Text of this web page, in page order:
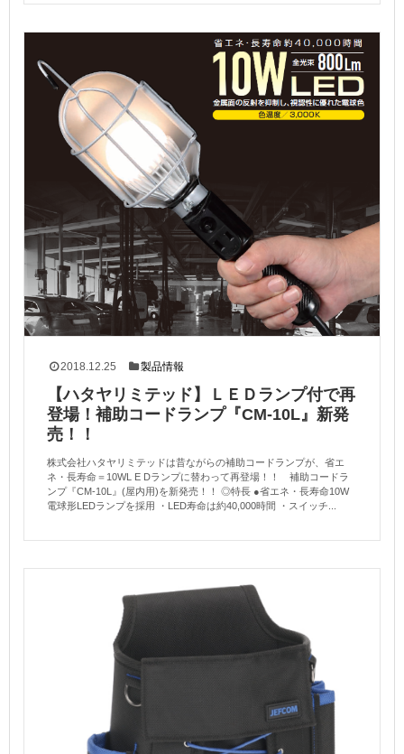
2018.12.25 製品情報
【ハタヤリミテッド】ＬＥＤランプ付で再
登場！補助コードランプ『CM-10L』新発
売！！
株式会社ハタヤリミテッドは昔ながらの補助コードランプが、省エ
ネ・長寿命＝10WL E Dランプに替わって再登場！！ 補助コードラ
ンプ『CM-10L』(屋内用)を新発売！！ ◎特長 ●省エネ・長寿命10W
電球形LEDランプを採用 ・LED寿命は約40,000時間 ・スイッチ...